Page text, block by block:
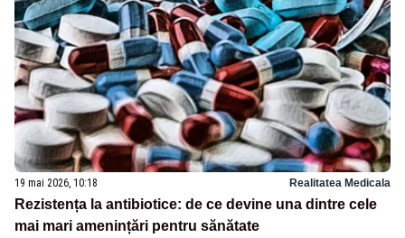
19 mai 2026, 10:18 Realitatea Medicala
Rezistența la antibiotice: de ce devine una dintre cele
mai mari amenințări pentru sănătate